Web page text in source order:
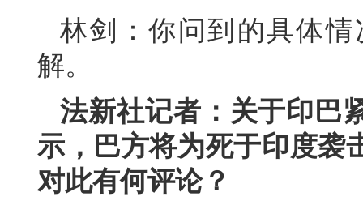
林剑：你问到的具体
解。
法新社记者：关于印巴
示，巴方将为死于印度袭
对此有何评论？